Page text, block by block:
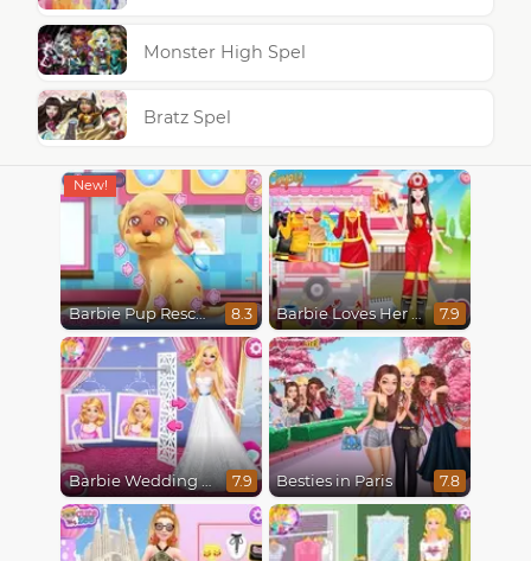
Monster High Spel
Bratz Spel
Barbie Pup Rescue 8.3 Barbie Loves Her Job 7.9
Barbie Wedding Fun 7.9 Besties in Paris 7.8